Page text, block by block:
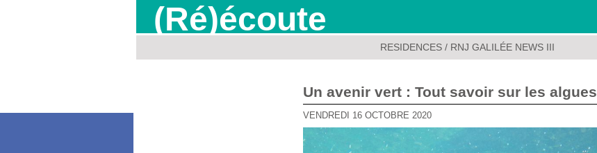
(Ré)écoute
RESIDENCES/ RNJ GALILÉE NEWS III
Un avenir vert : Tout savoir sur les algues
VENDREDI 16 OCTOBRE 2020